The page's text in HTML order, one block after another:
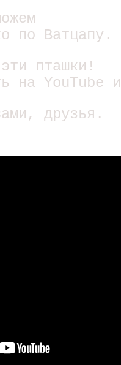
по Ватцапу.
пташки!
на YouTube и
друзья.